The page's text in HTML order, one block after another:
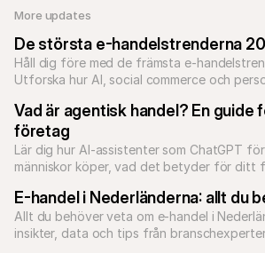
More updates
De största e-handelstrenderna
Håll dig före med de främsta e-
Utforska hur AI, social commerce och
Vad är agentisk handel? En guide
företag
Lär dig hur AI-assistenter som ChatGPT
människor köper, vad det betyder för ditt
framtid.
E-handel i Nederländerna: allt du
Allt du behöver veta om e-handel i